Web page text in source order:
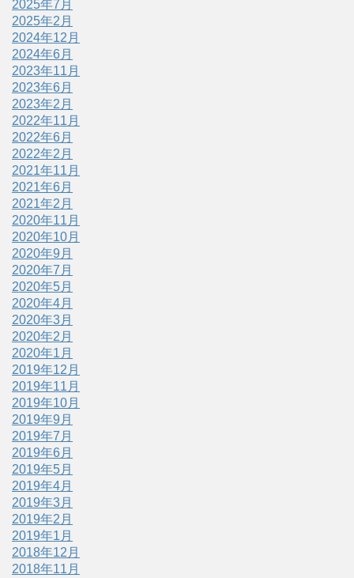
2025年7月
2025年2月
2024年12月
2024年6月
2023年11月
2023年6月
2023年2月
2022年11月
2022年6月
2022年2月
2021年11月
2021年6月
2021年2月
2020年11月
2020年10月
2020年9月
2020年7月
2020年5月
2020年4月
2020年3月
2020年2月
2020年1月
2019年12月
2019年11月
2019年10月
2019年9月
2019年7月
2019年6月
2019年5月
2019年4月
2019年3月
2019年2月
2019年1月
2018年12月
2018年11月